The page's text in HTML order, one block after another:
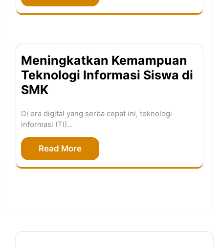
Meningkatkan Kemampuan
Teknologi Informasi Siswa di
SMK
Di era digital yang serba cepat ini, teknologi
informasi (TI)…
Read More